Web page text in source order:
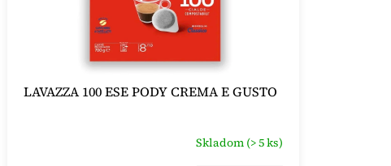
LAVAZZA 100 ESE PODY CREMA E GUSTO
Skladom (> 5 ks)